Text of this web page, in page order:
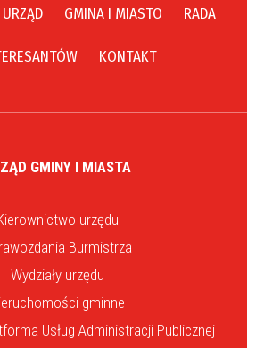
URZĄD GMINA I MIASTO RADA
KONTAKT
GMINY I MIASTA
urzędu
Burmistrza
Wydziały urzędu
gminne
Usług Administracji Publicznej